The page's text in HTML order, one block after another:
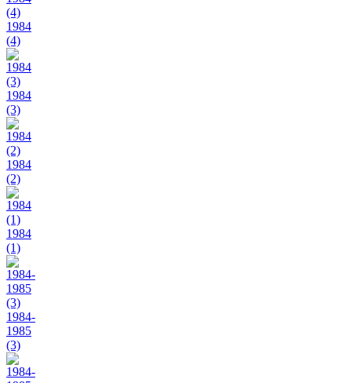
1984
(4)
1984
(3)
1984
(2)
1984
(1)
1984-
1985
(3)